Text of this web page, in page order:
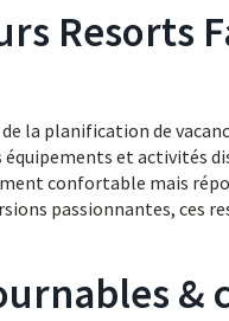
Resorts
la planification de
et activités
confortable mais
passionnantes, ces
&